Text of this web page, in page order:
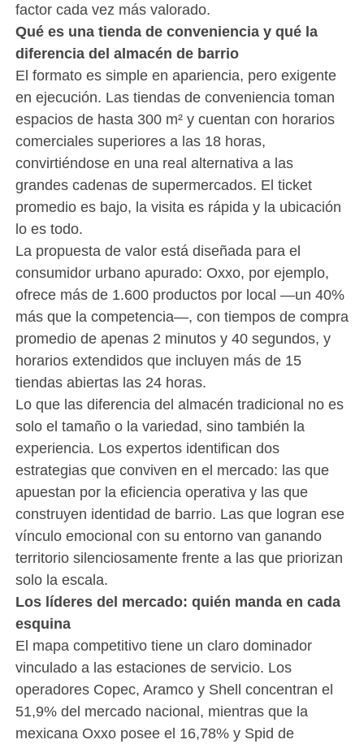
factor cada vez más valorado.
Qué es una tienda de conveniencia y qué la
diferencia del almacén de barrio
El formato es simple en apariencia, pero exigente
en ejecución. Las tiendas de conveniencia toman
espacios de hasta 300 m² y cuentan con horarios
comerciales superiores a las 18 horas,
convirtiéndose en una real alternativa a las
grandes cadenas de supermercados. El ticket
promedio es bajo, la visita es rápida y la ubicación
lo es todo.
La propuesta de valor está diseñada para el
consumidor urbano apurado: Oxxo, por ejemplo,
ofrece más de 1.600 productos por local —un 40%
más que la competencia—, con tiempos de compra
promedio de apenas 2 minutos y 40 segundos, y
horarios extendidos que incluyen más de 15
tiendas abiertas las 24 horas.
Lo que las diferencia del almacén tradicional no es
solo el tamaño o la variedad, sino también la
experiencia. Los expertos identifican dos
estrategias que conviven en el mercado: las que
apuestan por la eficiencia operativa y las que
construyen identidad de barrio. Las que logran ese
vínculo emocional con su entorno van ganando
territorio silenciosamente frente a las que priorizan
solo la escala.
Los líderes del mercado: quién manda en cada
esquina
El mapa competitivo tiene un claro dominador
vinculado a las estaciones de servicio. Los
operadores Copec, Aramco y Shell concentran el
51,9% del mercado nacional, mientras que la
mexicana Oxxo posee el 16,78% y Spid de